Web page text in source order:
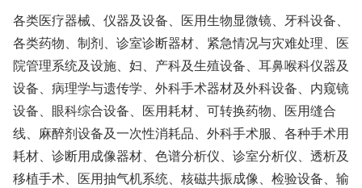
各类医疗器械、仪器及设备、医用生物显微镜、牙科设备、
各类药物、制剂、诊室诊断器材、紧急情况与灾难处理、 医
院管理系统及设施、妇、产科及生殖设备、耳鼻喉科仪器及
设备、病理学与遗传学、外科手术器材及外科设备、内窥镜
设备、眼科综合设备、医用耗材、可转换药物、医用缝合
线、麻醉剂设备及一次性消耗品、外科手术服、各种手术用
耗材、诊断用成像器材、色谱分析仪、诊室分析仪、透析及
移植手术、医用抽气机系统、核磁共振成像、检验设备、输